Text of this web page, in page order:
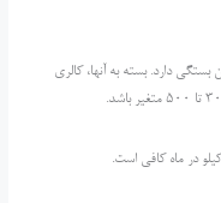
دارد. بسته به آنها، کالری